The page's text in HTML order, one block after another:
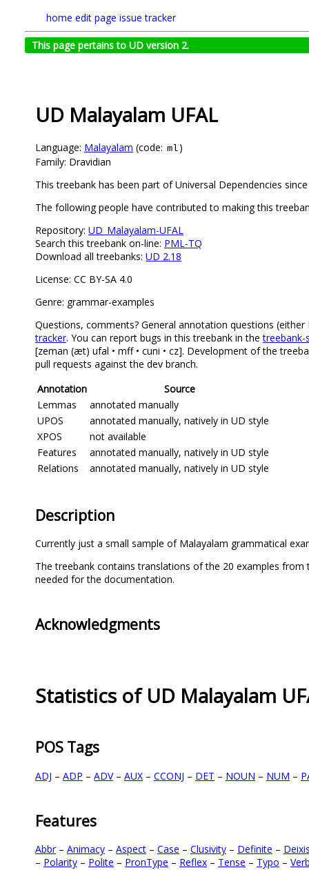
home edit page issue tracker
This page pertains to UD version 2.
UD Malayalam UFAL
Language: Malayalam (code: ml)
Family: Dravidian
This treebank has been part of Universal Dependencies
The following people have contributed to making this
Repository: UD_Malayalam-UFAL
Search this treebank on-line: PML-TQ
Download all treebanks: UD 2.18
License: CC BY-SA 4.0
Genre: grammar-examples
Questions, comments? General annotation questions
tracker. You can report bugs in this treebank in thetreebank-
[zeman (æt) ufal • mff • cuni • cz]. Development of the
pull requests against the dev branch.
Annotation
Source
Lemmas
annotated manually
UPOS
annotated manually, natively in UD style
XPOS
not available
Features
annotated manually, natively in UD style
Relations
annotated manually, natively in UD style
Description
Currently just a small sample of Malayalam grammatical
The treebank contains translations of the 20 examples
needed for the documentation.
Acknowledgments
Statistics of UD Malayalam
POS Tags
ADJ – ADP – ADV– AUX – CCONJ – DET – NOUN – NUM –
Features
Abbr– Animacy – Aspect – Case – Clusivity – Definite –
– Polarity – Polite – PronType – Reflex – Tense – Typo –